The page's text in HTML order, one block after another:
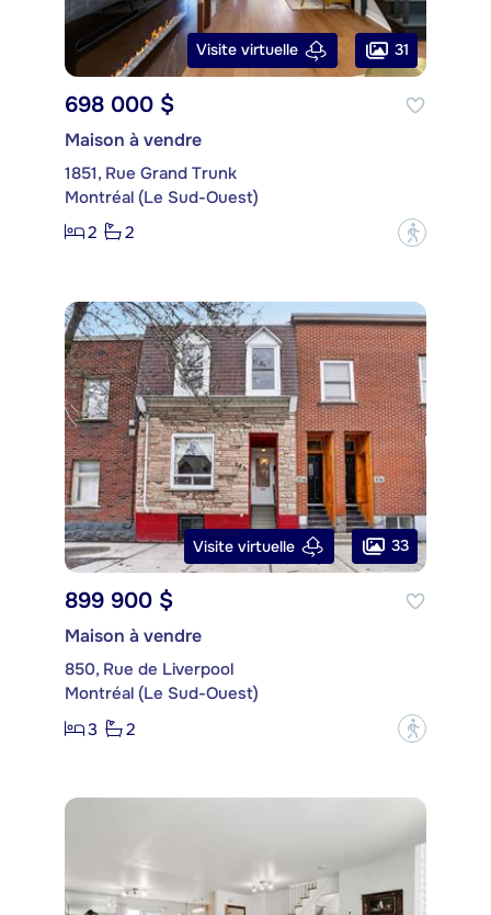
Visite virtuelle 31
698 000 $
Maison à vendre
1851, Rue Grand Trunk
Montréal (Le Sud-Ouest)
2
2 ?
Visite virtuelle 33
899 900 $
Maison à vendre
850, Rue de Liverpool
Montréal (Le Sud-Ouest)
3
2 ?